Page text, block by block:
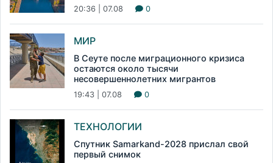
20:36 | 07.08 0
МИР
В Сеуте после миграционного кризиса
остаются около тысячи
несовершеннолетних мигрантов
19:43 | 07.08 0
ТЕХНОЛОГИИ
Спутник Samarkand-2028 прислал свой
первый снимок